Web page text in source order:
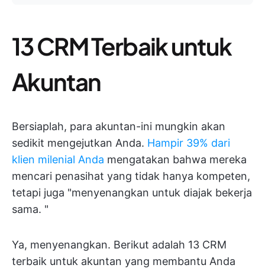
13 CRM Terbaik untuk
Akuntan
Bersiaplah, para akuntan-ini mungkin akan
sedikit mengejutkan Anda. Hampir 39% dari
klien milenial Anda mengatakan bahwa mereka
mencari penasihat yang tidak hanya kompeten,
tetapi juga "menyenangkan untuk diajak bekerja
sama. "
Ya, menyenangkan. Berikut adalah 13 CRM
terbaik untuk akuntan yang membantu Anda